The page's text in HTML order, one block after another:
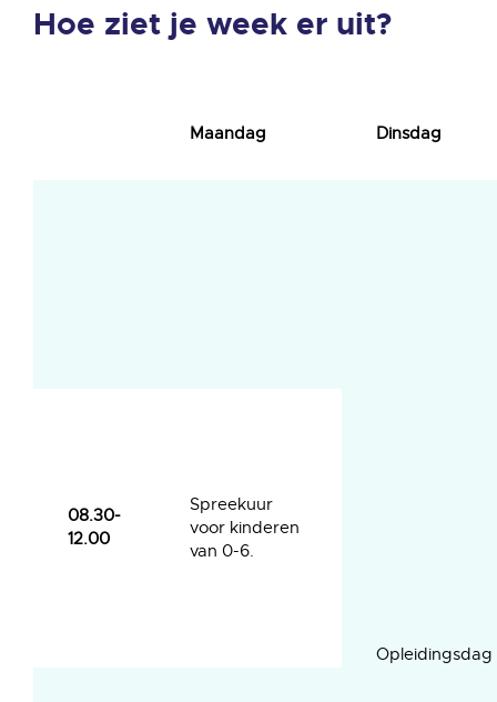
Hoe ziet je week er uit?
Maandag Dinsdag
Opleidingsdag
08.30-
12.00
Spreekuur
voor kinderen
van 0-6.